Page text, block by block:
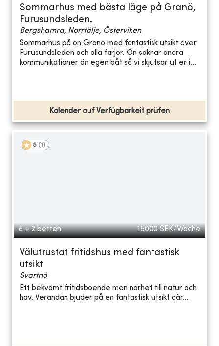
Sommarhus med bästa läge på Granö,
Furusundsleden.
Bergshamra, Norrtälje, Österviken
Sommarhus på ön Granö med fantastisk utsikt över
Furusundsleden och alla färjor. Ön saknar andra
kommunikationer än egen båt så vi skjutsar ut er i...
Kalender auf Verfügbarkeit prüfen
5 (1 )
8 + 2 betten 15000 SEK/Woche
Välutrustat fritidshus med fantastisk
utsikt
Svartnö
Ett bekvämt fritidsboende men närhet till natur och
hav. Verandan bjuder på en fantastisk utsikt där...